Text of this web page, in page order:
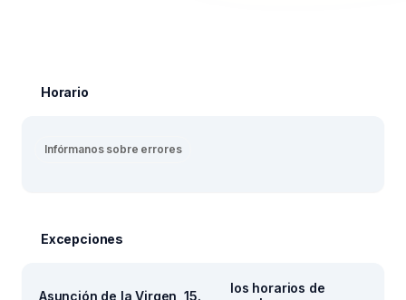
Horario
Infórmanos sobre errores
Excepciones
Asunción de la Virgen, 15.
los horarios de